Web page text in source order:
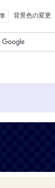
背景色の変更